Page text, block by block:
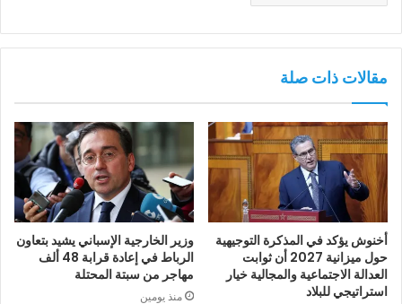
مقالات ذات صلة
أخنوش يؤكد في المذكرة التوجيهية
حول ميزانية 2027 أن ثوابت
العدالة الاجتماعية والمجالية خيار
استراتيجي للبلاد
وزير الخارجية الإسباني يشيد بتعاون
الرباط في إعادة قرابة 48 ألف
مهاجر من سبتة المحتلة
منذ يومين